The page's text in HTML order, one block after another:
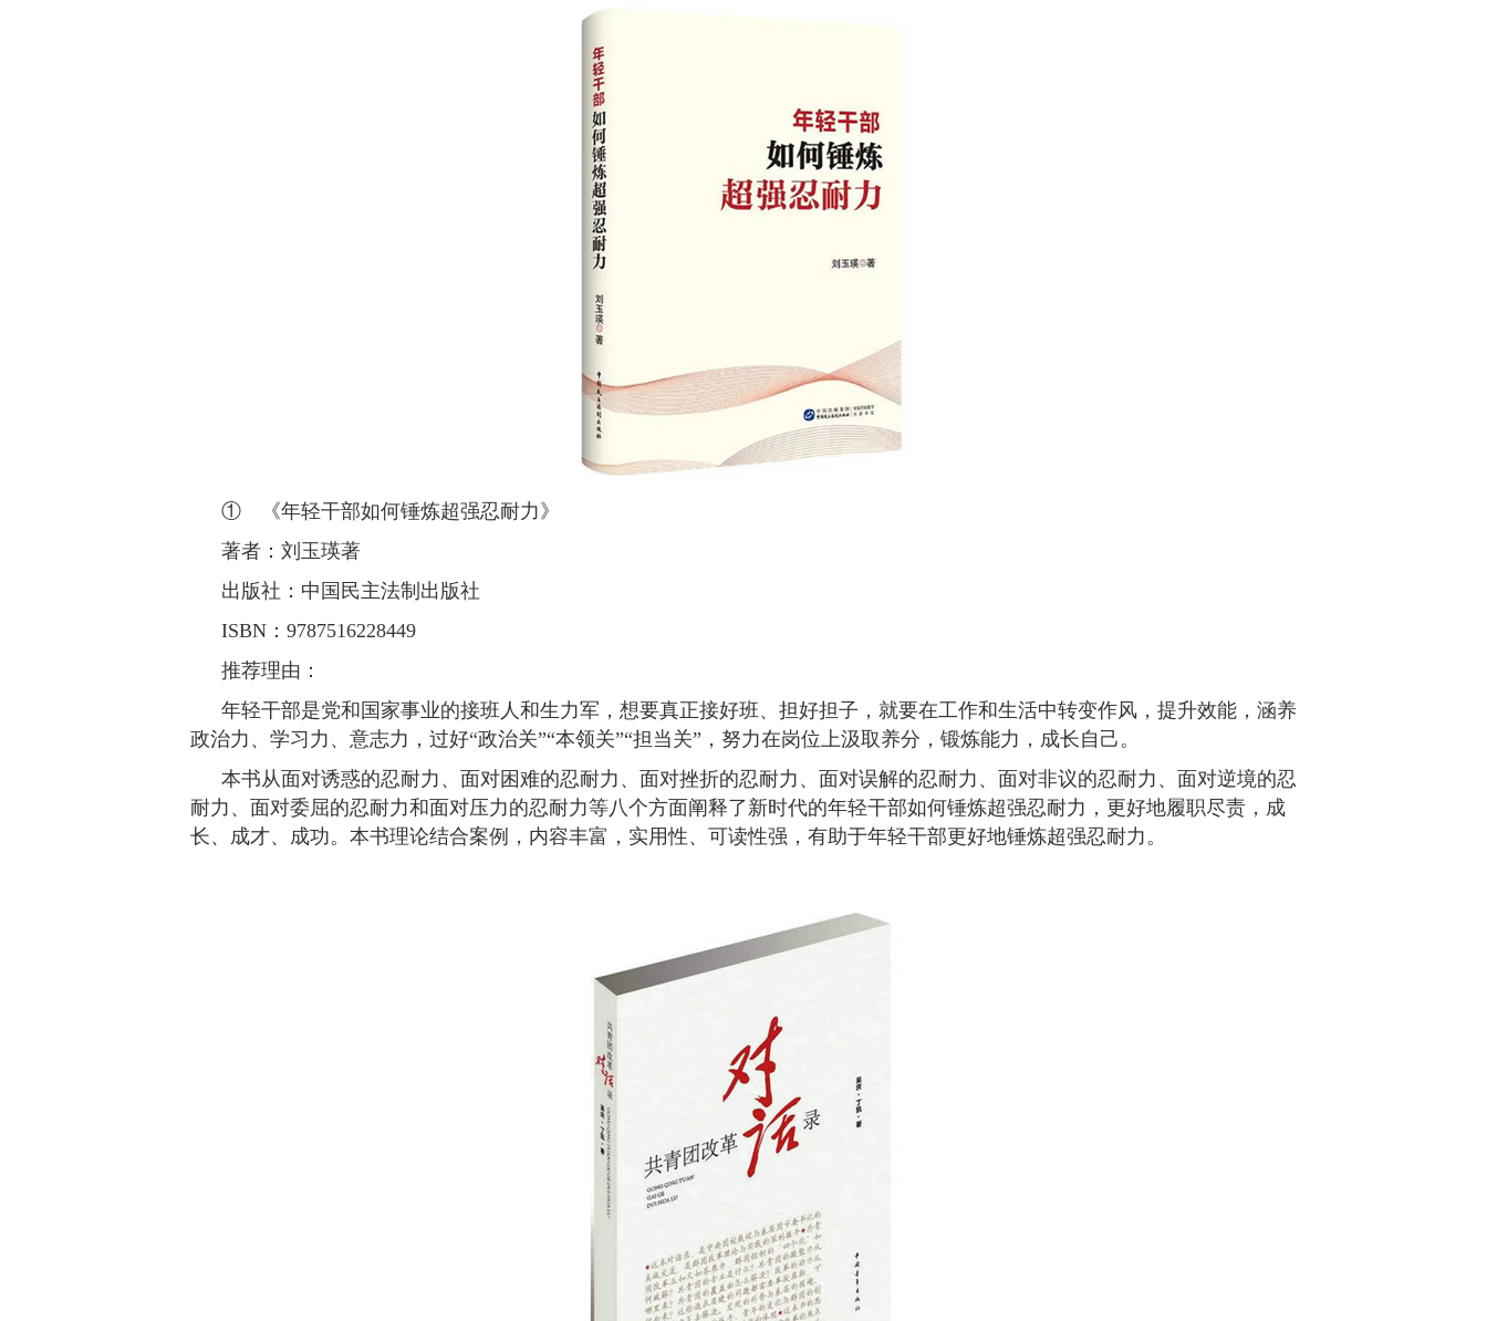
① 《年轻干部如何锤炼超强忍耐力》
著者：刘玉瑛著
出版社：中国民主法制出版社
ISBN：9787516228449
推荐理由：
年轻干部是党和国家事业的接班人和生力军，想要真正接好班、担好担子，就要在工作和生活中转变作风，提升效能，涵养
政治力、学习力、意志力，过好“政治关”“本领关”“担当关”，努力在岗位上汲取养分，锻炼能力，成长自己。
本书从面对诱惑的忍耐力、面对困难的忍耐力、面对挫折的忍耐力、面对误解的忍耐力、面对非议的忍耐力、面对逆境的忍
耐力、面对委屈的忍耐力和面对压力的忍耐力等八个方面阐释了新时代的年轻干部如何锤炼超强忍耐力，更好地履职尽责，成
长、成才、成功。本书理论结合案例，内容丰富，实用性、可读性强，有助于年轻干部更好地锤炼超强忍耐力。